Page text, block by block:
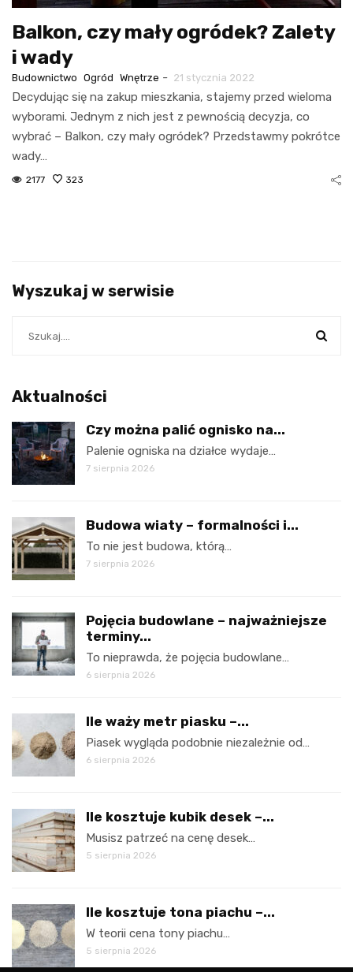
Balkon, czy mały ogródek? Zalety
i wady
Budownictwo Ogród Wnętrze - 21 stycznia 2022
Decydując się na zakup mieszkania, stajemy przed wieloma
wyborami. Jednym z nich jest z pewnością decyzja, co
wybrać – Balkon, czy mały ogródek? Przedstawmy pokrótce
wady…
2177 323
Wyszukaj w serwisie
Aktualności
Czy można palić ognisko na...
Palenie ogniska na działce wydaje…
7 sierpnia 2026
Budowa wiaty – formalności i...
To nie jest budowa, którą…
7 sierpnia 2026
Pojęcia budowlane – najważniejsze
terminy...
To nieprawda, że pojęcia budowlane…
6 sierpnia 2026
Ile waży metr piasku –...
Piasek wygląda podobnie niezależnie od…
6 sierpnia 2026
Ile kosztuje kubik desek –...
Musisz patrzeć na cenę desek…
5 sierpnia 2026
Ile kosztuje tona piachu –...
W teorii cena tony piachu…
5 sierpnia 2026